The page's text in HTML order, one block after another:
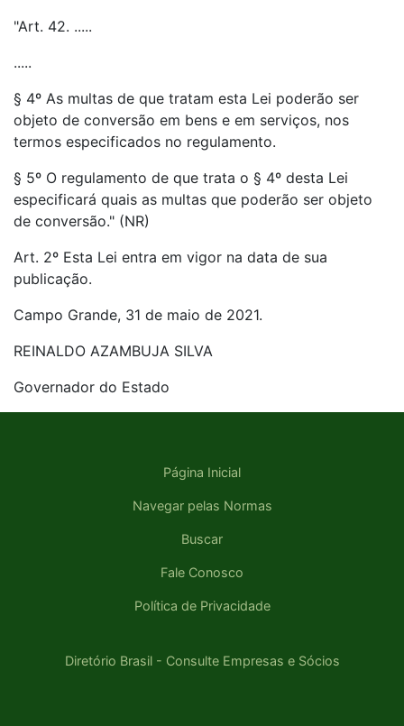
"Art. 42. .....
.....
§ 4º As multas de que tratam esta Lei poderão ser
objeto de conversão em bens e em serviços, nos
termos especificados no regulamento.
§ 5º O regulamento de que trata o § 4º desta Lei
especificará quais as multas que poderão ser objeto
de conversão." (NR)
Art. 2º Esta Lei entra em vigor na data de sua
publicação.
Campo Grande, 31 de maio de 2021.
REINALDO AZAMBUJA SILVA
Governador do Estado
Página Inicial
Navegar pelas Normas
Buscar
Fale Conosco
Política de Privacidade
Diretório Brasil - Consulte Empresas e Sócios